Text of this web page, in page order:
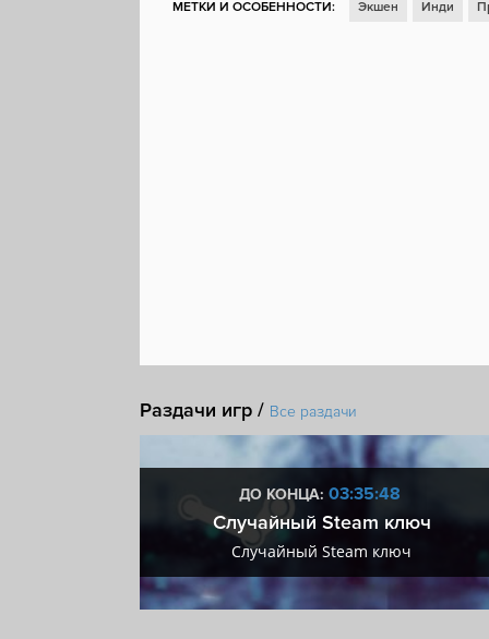
МЕТКИ И ОСОБЕННОСТИ: Экшен Инди
Раздачи игр / Все раздачи
ДО КОНЦА: 03:35:48
Случайный Steam ключ
Случайный Steam ключ